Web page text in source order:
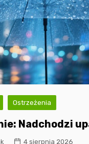
Ostrzeżenia
Nadchodzi
4 sierpnia 2026